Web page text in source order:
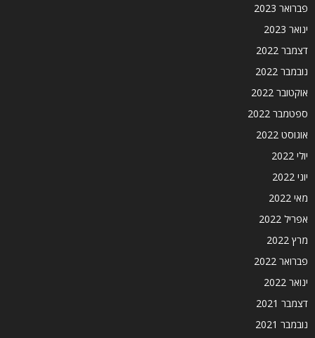
פברואר 2023
ינואר 2023
דצמבר 2022
נובמבר 2022
אוקטובר 2022
ספטמבר 2022
אוגוסט 2022
יולי 2022
יוני 2022
מאי 2022
אפריל 2022
מרץ 2022
פברואר 2022
ינואר 2022
דצמבר 2021
נובמבר 2021